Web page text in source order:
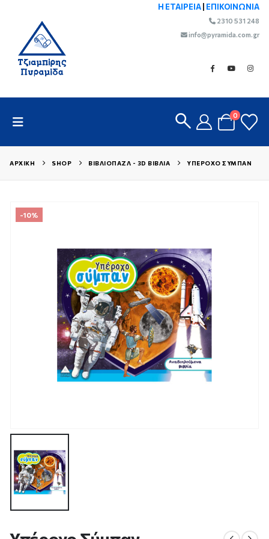
Η ΕΤΑΙΡΕΙΑ ΕΠΙΚΟΙΝΩΝΙΑ
2310 531 248
info@pyramida.com.gr
0
ΑΡΧΙΚΉ SHOP ΒΙΒΛΙΟΠΆΖΛ - 3D ΒΙΒΛΊΑ ΥΠΈΡΟΧΟ ΣΎΜΠΑΝ
-10%